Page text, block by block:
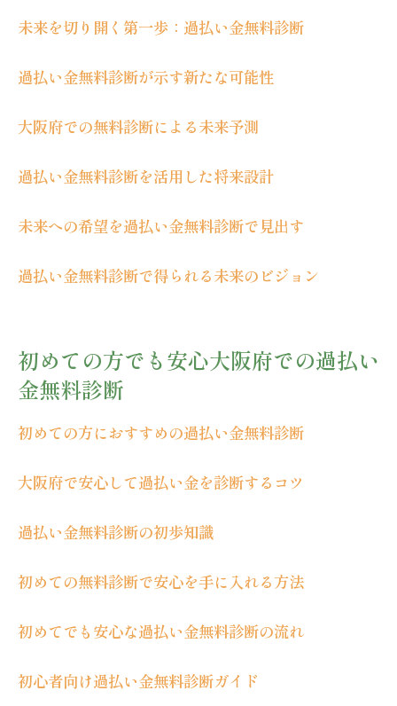
初めてでも安心な過払い金無料診断の流れ
方法
過払い金無料診断で再構築する大阪府の未
大阪府で未来を変える過払い金無料診断
過払い金無料診断による未来の再構築ステ
過払い金無料診断が未来を再構築する力
大阪府の過払い金無料診断があなたの不安を解
不安を解消する過払い金無料診断の力
大阪府の無料診断で心の平穏を手に入れる
大阪府での過払い金無料診断がもたらす安
過払い金無料診断で得られる安心と信頼
み出す
未来を切り開く第一歩：過払い金無料診断
過払い金無料診断が示す新たな可能性
大阪府での無料診断による未来予測
過払い金無料診断を活用した将来設計
未来への希望を過払い金無料診断で見出す
過払い金無料診断で得られる未来のビジョン
初めての方でも安心大阪府での過払い
金無料診断
初めての方におすすめの過払い金無料診断
大阪府で安心して過払い金を診断するコツ
過払い金無料診断の初歩知識
初めての無料診断で安心を手に入れる方法
初めてでも安心な過払い金無料診断の流れ
初心者向け過払い金無料診断ガイド